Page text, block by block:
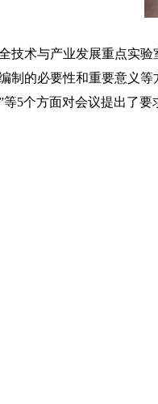
技术与产业发展重点实
制的必要性和重要意义
5个方面对会议提出了要